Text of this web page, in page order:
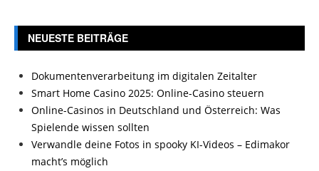
NEUESTE BEITRÄGE
Dokumentenverarbeitung im digitalen Zeitalter
Smart Home Casino 2025: Online-Casino steuern
Online-Casinos in Deutschland und Österreich: Was
Spielende wissen sollten
Verwandle deine Fotos in spooky KI-Videos – Edimakor
macht’s möglich